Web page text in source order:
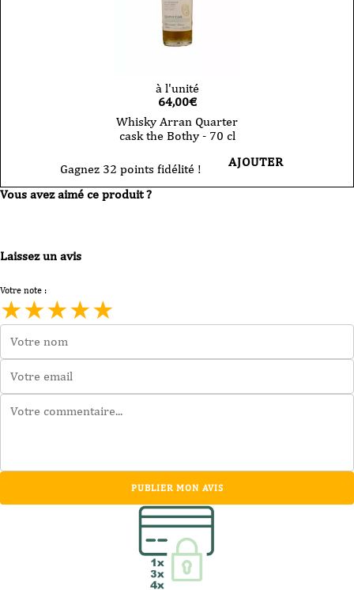
à l'unité
64,00€
Whisky Arran Quarter
cask the Bothy - 70 cl
Gagnez 32 points fidélité ! AJOUTER
Vous avez aimé ce produit ?
Laissez un avis
Votre note :
★★★★★
PUBLIER MON AVIS